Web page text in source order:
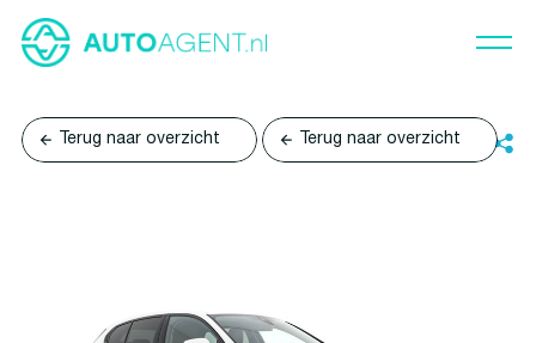
Terug naar overzicht Terug naar overzicht